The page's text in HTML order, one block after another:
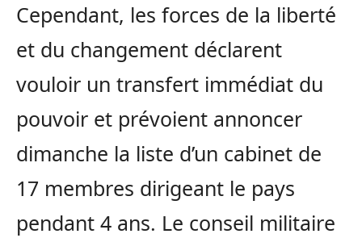
Cependant, les forces de la liberté
et du changement déclarent
vouloir un transfert immédiat du
pouvoir et prévoient annoncer
dimanche la liste d’un cabinet de
17 membres dirigeant le pays
pendant 4 ans. Le conseil militaire